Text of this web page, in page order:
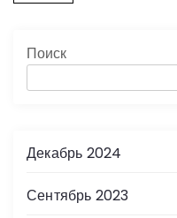
Поиск
Декабрь 2024
Сентябрь 2023